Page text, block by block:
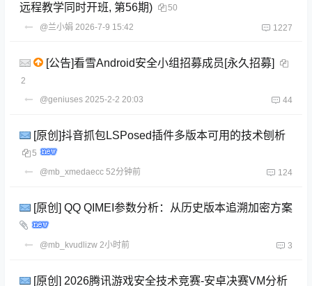
远程教学同时开班, 第56期)
50
@兰小娟 2026-7-9 15:42 1227
[公告]看雪Android安全小组招募成员[永久招募]
2
@geniuses 2025-2-2 20:03 44
[原创]抖音抓包LSPosed插件多版本可用的技术刨析
5
@mb_xmedaecc 52分钟前 124
[原创] QQ QIMEI参数分析：从历史版本追溯加密方案
@mb_kvudlizw 2小时前 3
[原创] 2026腾讯游戏安全技术竞赛-安卓决赛VM分析